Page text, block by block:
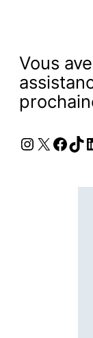
Vous
X